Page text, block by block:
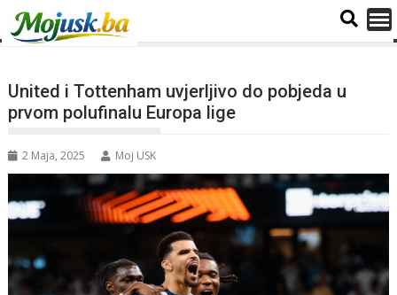
United i Tottenham uvjerljivo do pobjeda u
prvom polufinalu Europa lige
2 Maja, 2025 Moj USK